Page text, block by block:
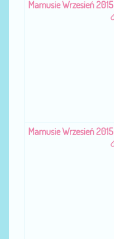
Mamusie Wrzesień 2015
Mamusie Wrzesień 2015